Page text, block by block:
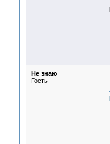
Не знаю
Гость